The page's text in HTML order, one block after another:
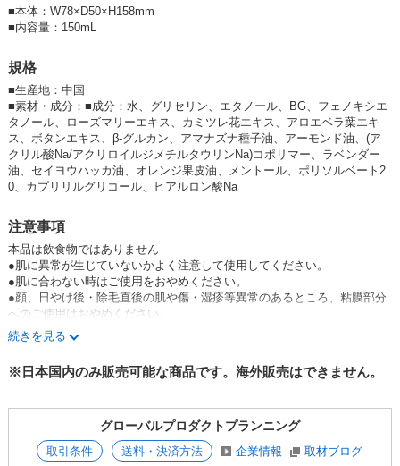
★その他の【アンドグッドナイト】シリーズ一覧はこちら
☆テスター・販促物のページはこちら
製造販売元
株式会社グローバル プロダクト プランニング
〒150-0036
東京都渋谷区南平台町12-8
#本格アロマ＃エッセンシャルオイル＃リラックス＃睡眠＃快眠#夏におす
すめ
＜乾燥・保湿対策グッズ＞
AlkKeGP5HlA,nQvohm2rMGM
■本体：W78×D50×H158mm
■内容量：150mL
規格
■生産地：中国
■素材・成分：■成分：水、グリセリン、エタノール、BG、フェノキシエ
タノール、ローズマリーエキス、カミツレ花エキス、アロエベラ葉エキ
ス、ボタンエキス、β-グルカン、アマナズナ種子油、アーモンド油、(ア
クリル酸Na/アクリロイルジメチルタウリンNa)コポリマー、ラベンダー
油、セイヨウハッカ油、オレンジ果皮油、メントール、ポリソルベート2
0、カプリリルグリコール、ヒアルロン酸Na
注意事項
本品は飲食物ではありません
●肌に異常が生じていないかよく注意して使用してください。
●肌に合わない時はご使用をおやめください。
●顔、日やけ後・除毛直後の肌や傷・湿疹等異常のあるところ、粘膜部分
へのご使用はおやめください。
●肌が弱い方やメントールの冷感刺激に弱い方、エタノール過敏症の方
は、ご使用にならないでください。
あらわれた時はご使用を中止し皮膚科専門医等へご相談ください。そのま
●使用後はキャップをきちんと閉めてください。
●目に入らないようにご注意ください。もし入った時は、こすらずすぐに
洗い流してください。目に異物感が残る場合は眼科医にご相談ください。
●高温多湿や極端な低温、直射日光を避け、乳幼児の手の届かないところ
続きを見る
※日本国内のみ販売可能な商品です。海外販売はできません。
グローバルプロダクトプランニング
取引条件 送料・決済方法 企業情報 取材ブログ